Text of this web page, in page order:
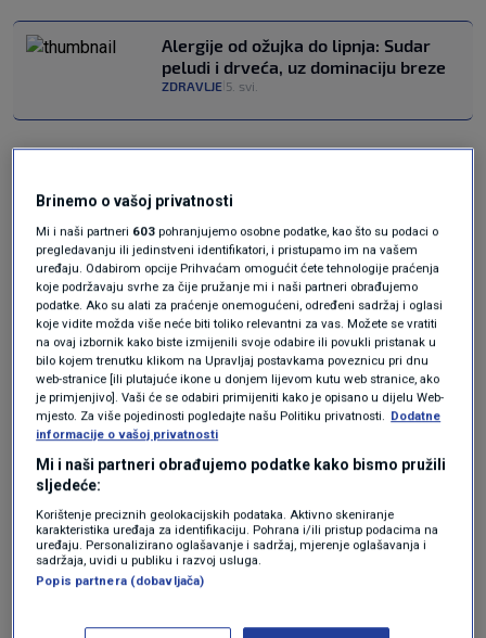
Alergije od ožujka do lipnja: Sudar
peludi i drveća, uz dominaciju breze
ZDRAVLJE 5. svi.
„U slučaju alergijske reakcije, ako primijete
oticanje bilo kojih struktura, posebno lica,
glave odnosno usne šupljine, gdje dolazi do
oticanja jezika ili resice, to je razlog za javljanje
Zavodu za hitnu pomoć Kantona Sarajevo.
Također, respiratorne tegobe poput
nedostatka zraka i osjećaja zviždanja
zahtijevaju hitnu reakciju“, navela jeSana
Trhulj, specijalistica urgentne medicine.
Za one koji se prvi put susreću s alergijama,
pravovremena reakcija i zaštita mogu znatno
olakšati svakodnevicu.
Brinemo o vašoj privatnosti
Mi i naši partneri 603 pohranjujemo osobne podatke, kao što su podaci o
pregledavanju ili jedinstveni identifikatori, i pristupamo im na vašem
uređaju. Odabirom opcije Prihvaćam omogućit ćete tehnologije praćenja
koje podržavaju svrhe za čije pružanje mi i naši partneri obrađujemo
podatke. Ako su alati za praćenje onemogućeni, određeni sadržaj i oglasi
koje vidite možda više neće biti toliko relevantni za vas. Možete se vratiti
na ovaj izbornik kako biste izmijenili svoje odabire ili povukli pristanak u
bilo kojem trenutku klikom na Upravljaj postavkama poveznicu pri dnu
web-stranice [ili plutajuće ikone u donjem lijevom kutu web stranice, ako
je primjenjivo]. Vaši će se odabiri primijeniti kako je opisano u dijelu Web-
mjesto. Za više pojedinosti pogledajte našu Politiku privatnosti. Dodatne
informacije o vašoj privatnosti
Mi i naši partneri obrađujemo podatke kako bismo pružili
sljedeće:
Korištenje preciznih geolokacijskih podataka. Aktivno skeniranje
karakteristika uređaja za identifikaciju. Pohrana i/ili pristup podacima na
uređaju. Personalizirano oglašavanje i sadržaj, mjerenje oglašavanja i
sadržaja, uvidi u publiku i razvoj usluga.
Popis partnera (dobavljača)